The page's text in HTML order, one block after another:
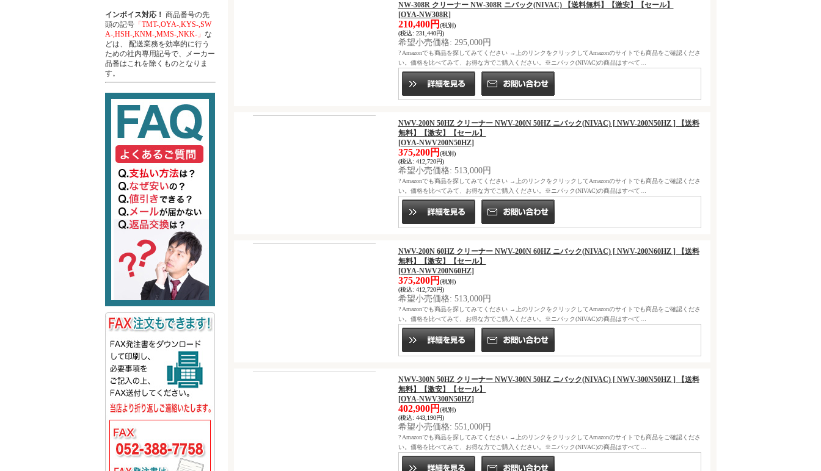
インボイス対応！ 商品番号の先
頭の記号「TMT-,OYA-,KYS-,SW
A-,HSH-,KNM-,MMS-,NKK-」 な
どは、 配送業務を効率的に行う
ための社内専用記号で、メーカー
品番はこれを除くものとなりま
す。
NW-308R クリーナー NW-308R ニバック(NIVAC) 【送料無料】【激安】【セール】
[OYA-NW308R]
210,400円 (税別)
(税込: 231,440円)
希望小売価格: 295,000円
? Amazonでも商品を探してみてください →上のリンクをクリックしてAmazonのサイトでも商品をご確認くださ
い。価格を比べてみて、お得な方でご購入ください。※ニバック(NIVAC)の商品はすべて…
NWV-200N 50HZ クリーナー NWV-200N 50HZ ニバック(NIVAC) [ NWV-200N50HZ ] 【送料
無料】【激安】【セール】
[OYA-NWV200N50HZ]
375,200円 (税別)
(税込: 412,720円)
希望小売価格: 513,000円
? Amazonでも商品を探してみてください →上のリンクをクリックしてAmazonのサイトでも商品をご確認くださ
い。価格を比べてみて、お得な方でご購入ください。※ニバック(NIVAC)の商品はすべて…
NWV-200N 60HZ クリーナー NWV-200N 60HZ ニバック(NIVAC) [ NWV-200N60HZ ] 【送料
無料】【激安】【セール】
[OYA-NWV200N60HZ]
375,200円 (税別)
(税込: 412,720円)
希望小売価格: 513,000円
? Amazonでも商品を探してみてください →上のリンクをクリックしてAmazonのサイトでも商品をご確認くださ
い。価格を比べてみて、お得な方でご購入ください。※ニバック(NIVAC)の商品はすべて…
NWV-300N 50HZ クリーナー NWV-300N 50HZ ニバック(NIVAC) [ NWV-300N50HZ ] 【送料
無料】【激安】【セール】
[OYA-NWV300N50HZ]
402,900円 (税別)
(税込: 443,190円)
希望小売価格: 551,000円
? Amazonでも商品を探してみてください →上のリンクをクリックしてAmazonのサイトでも商品をご確認くださ
い。価格を比べてみて、お得な方でご購入ください。※ニバック(NIVAC)の商品はすべて…